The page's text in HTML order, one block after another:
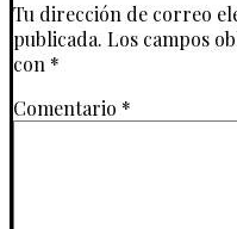
Tu dirección de correo
publicada. Los campos
con *
Comentario *